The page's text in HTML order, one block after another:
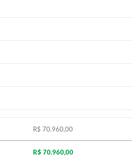
R$ 70.960,00
R$ 70.960,00